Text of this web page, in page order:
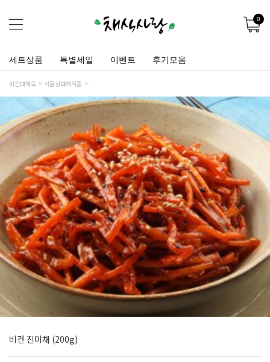
0
세트상품 특별세일 이벤트 후기모음
비건대체육 식물성대체식품 :
비건 진미채 (200g)